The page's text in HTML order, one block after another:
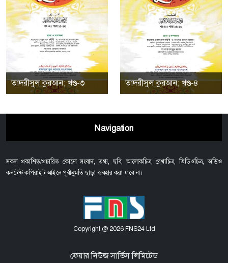
তাদরীসুল কুরআন; খণ্ড-৩ তাদরীসুল কুরআন; খণ্ড-৪
Navigation
সকল প্রকাশিত/প্রচারিত কোনো সংবাদ, তথ্য, ছবি, আলোকচিত্র, রেখাচিত্র, ভিডিওচিত্র, অডিও
কনটেন্ট কপিরাইট আইনে পূর্বানুমতি ছাড়া ব্যবহার করা যাবে না।
Copyright @ 2026 FNS24 Ltd
ফেয়ার নিউজ সার্ভিস লিমিটেড